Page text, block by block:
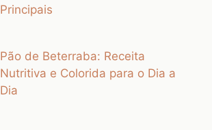
Principais
Pão de Beterraba: Receita
Nutritiva e Colorida para o Dia a
Dia